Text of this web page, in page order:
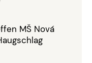
MŠ Nová